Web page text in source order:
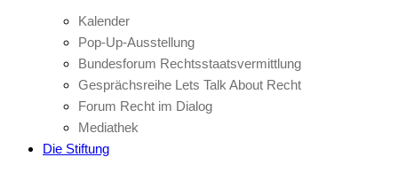
Kalender
Pop-Up-Ausstellung
Bundesforum Rechtsstaatsvermittlung
Gesprächsreihe Lets Talk About Recht
Forum Recht im Dialog
Mediathek
Die Stiftung